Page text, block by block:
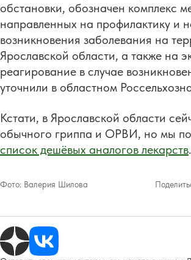
обстановки, обозначен комплекс
направленных на профилактику и
возникновения заболевания на
Ярославской области, а также на
реагирование в случае
уточнили в областном
Кстати, в Ярославской области
обычного гриппа и ОРВИ, но мы
список дешёвых аналогов лекарств.
Фото: Валерия Шилова